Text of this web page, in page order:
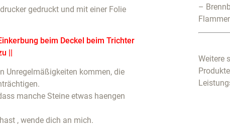
gedruckt und mit einer Folie
beim Deckel beim Trichter
||
Unregelmäßigkeiten kommen, die
manche Steine etwas haengen
, wende dich an mich.
–
Weitere